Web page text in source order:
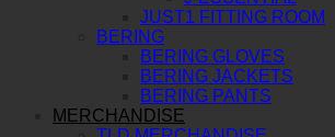
JUST1 FITTING ROOM
BERING
BERING GLOVES
BERING JACKETS
BERING PANTS
MERCHANDISE